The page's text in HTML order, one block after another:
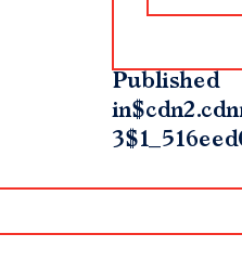
Published
in